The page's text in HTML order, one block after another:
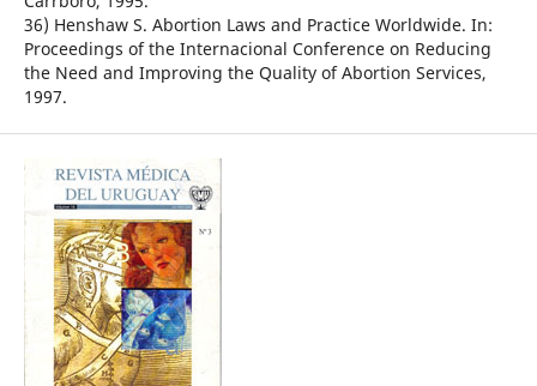
36) Henshaw S. Abortion Laws and Practice Worldwide. In:
Proceedings of the Internacional Conference on Reducing
the Need and Improving the Quality of Abortion Services,
1997.